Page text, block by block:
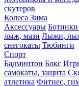
скутеров
Колеса Зима
Аксессуары
лыж, мази Лыжи,
снегокаты Тюбинги
Спорт
Бадминтон Бокс
самокаты, защита
атлетика Фитнес,